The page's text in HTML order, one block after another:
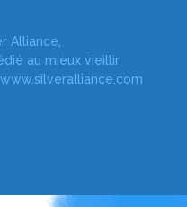
Alliance,
au mieux vieillir
www.silveralliance.com